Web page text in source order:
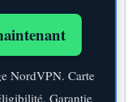
NordVPN. Carte
Garantie